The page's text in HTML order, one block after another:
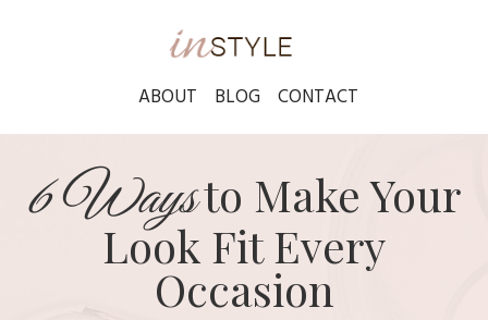
ABOUT BLOG CONTACT
6 Waysto Make Your
Look Fit Every
Occasion